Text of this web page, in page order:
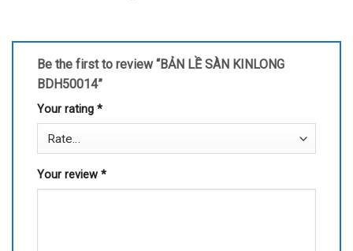
Be the first to review “BẢN LỀ SÀN KINLONG
BDH50014”
Your rating *
Your review *